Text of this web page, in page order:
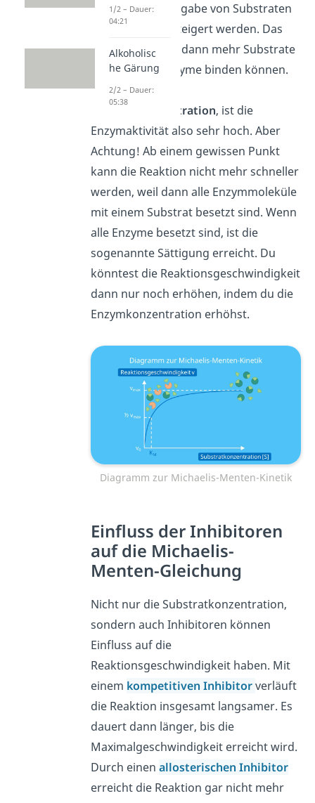
gering. Durch Zugabe von Substraten
kann beides gesteigert werden. Das
liegt daran, dass dann mehr Substrate
an die freien Enzyme binden können.
Bei einerhohen
Substratkonzentration, ist die
Enzymaktivität also sehr hoch. Aber
Achtung! Ab einem gewissen Punkt
kann die Reaktion nicht mehr schneller
werden, weil dann alle Enzymmoleküle
mit einem Substrat besetzt sind. Wenn
alle Enzyme besetzt sind, ist die
sogenannte Sättigung erreicht. Du
könntest die Reaktionsgeschwindigkeit
dann nur noch erhöhen, indem du die
Enzymkonzentration erhöhst.
Diagramm zur Michaelis-Menten-Kinetik
Einfluss der Inhibitoren
auf die Michaelis-
Menten-Gleichung
Nicht nur die Substratkonzentration,
sondern auch Inhibitoren können
Einfluss auf die
Reaktionsgeschwindigkeit haben. Mit
einem kompetitiven Inhibitorverläuft
die Reaktion insgesamt langsamer. Es
dauert dann länger, bis die
Maximalgeschwindigkeit erreicht wird.
Durch einen allosterischen Inhibitor
erreicht die Reaktion gar nicht mehr
1/2 – Dauer:
04:21
Alkoholisc
he Gärung
2/2 – Dauer:
05:38